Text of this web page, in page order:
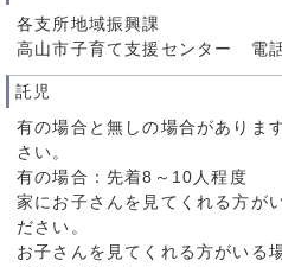
各支所地域振興課
高山市子育て支援センター 電
託児
有の場合と無しの場合がありま
さい。
有の場合：先着8～10人程度
家にお子さんを見てくれる方が
ださい。
お子さんを見てくれる方がいる